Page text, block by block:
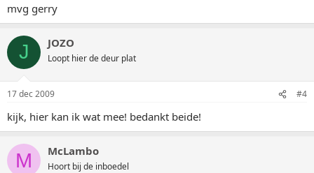
mvg gerry
J JOZO
Loopt hier de deur plat
17 dec 2009 #4
kijk, hier kan ik wat mee! bedankt beide!
M McLambo
Hoort bij de inboedel